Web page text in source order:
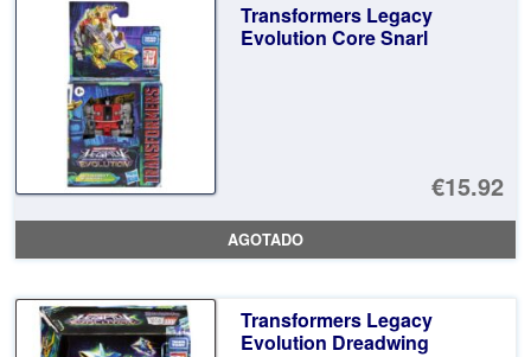
Transformers Legacy
Evolution Core Snarl
€15.92
AGOTADO
Transformers Legacy
Evolution Dreadwing